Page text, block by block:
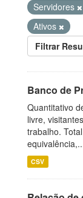
Servidores
Ativos
Filtrar
Banco de
Quantitativo
livre,
trabalho.
CSV